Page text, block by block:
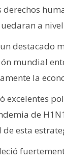
derechos
a
destacado
mundial
la
excelentes
de
de esta